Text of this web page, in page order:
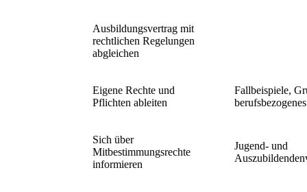
Ausbildungsvertrag mit
rechtlichen Regelungen
abgleichen
Eigene Rechte und
Pflichten ableiten
Fallbeispiele,
Sich über
Mitbestimmungsrechte
informieren
Jugend- und